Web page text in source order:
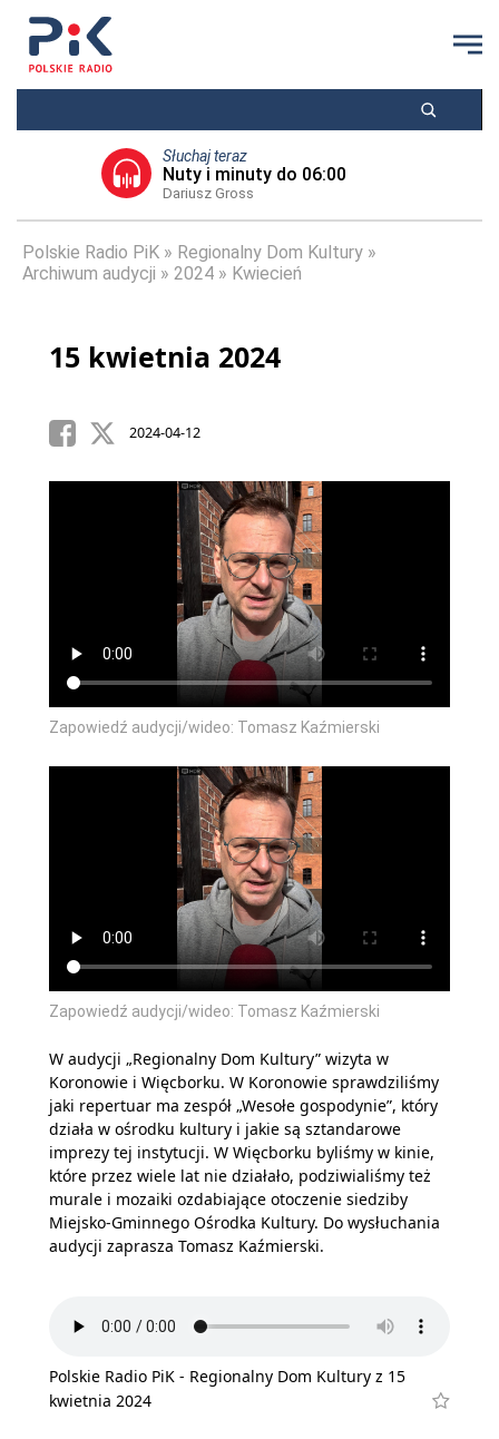
Słuchaj teraz
Nuty i minuty do 06:00
Dariusz Gross
Polskie Radio PiK
Regionalny Dom Kultury
Archiwum audycji
2024 Kwiecień
15 kwietnia 2024
2024-04-12
Zapowiedź audycji/wideo: Tomasz Kaźmierski
Zapowiedź audycji/wideo: Tomasz Kaźmierski
W audycji „Regionalny Dom Kultury” wizyta w
Koronowie i Więcborku. W Koronowie sprawdziliśmy
jaki repertuar ma zespół „Wesołe gospodynie”, który
działa w ośrodku kultury i jakie są sztandarowe
imprezy tej instytucji. W Więcborku byliśmy w kinie,
które przez wiele lat nie działało, podziwialiśmy też
murale i mozaiki ozdabiające otoczenie siedziby
Miejsko-Gminnego Ośrodka Kultury. Do wysłuchania
audycji zaprasza Tomasz Kaźmierski.
Polskie Radio PiK - Regionalny Dom Kultury z 15
kwietnia 2024